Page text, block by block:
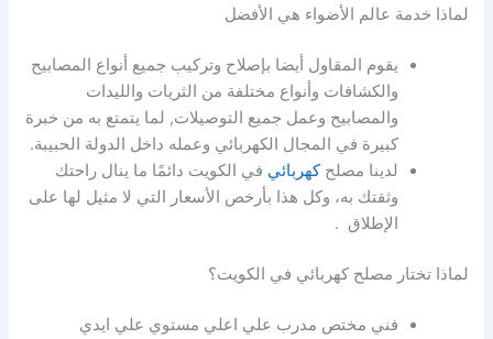
لماذا خدمة عالم الأضواء هي الأفضل
يقوم المقاول أيضا بإصلاح وتركيب جميع أنواع المصابيح
والكشافات وأنواع مختلفة من الثريات والليدات
والمصابيح وعمل جميع التوصيلات, لما يتمتع به من خبرة
كبيرة في المجال الكهربائي وعمله داخل الدولة الحبيبة.
لدينا مصلحكهربائي في الكويت دائمًا ما ينال راحتك
وثقتك به، وكل هذا بأرخص الأسعار التي لا مثيل لها على
الإطلاق .
لماذا تختار مصلح كهربائي في الكويت؟
فني مختص مدرب علي اعلي مستوي علي ايدي